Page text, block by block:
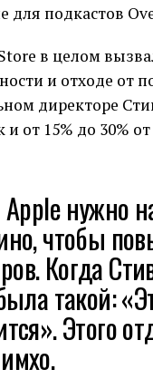
для подкастов
в целом
и отходе от
директоре
от 15% до 30%
нужно
чтобы
Когда
такой:
Этого